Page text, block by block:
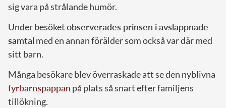
sig vara på strålande humör.
Under besöketobserverades prinsen i avslappnade
samtalmed en annan förälder som också var där med
sitt barn.
Många besökare blev överraskade att se den nyblivna
fyrbarnspappan på plats så snart efter familjens
tillökning.